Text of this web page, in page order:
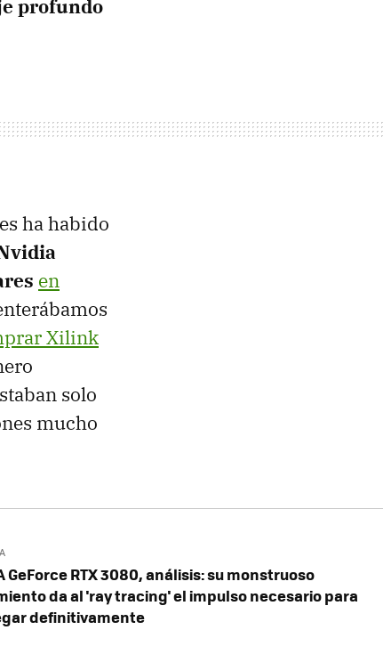
profundo
ha habido
en
Xilink
solo
mucho
GeForce RTX 3080, análisis: su monstruoso
da al 'ray tracing' el impulso necesario para
definitivamente